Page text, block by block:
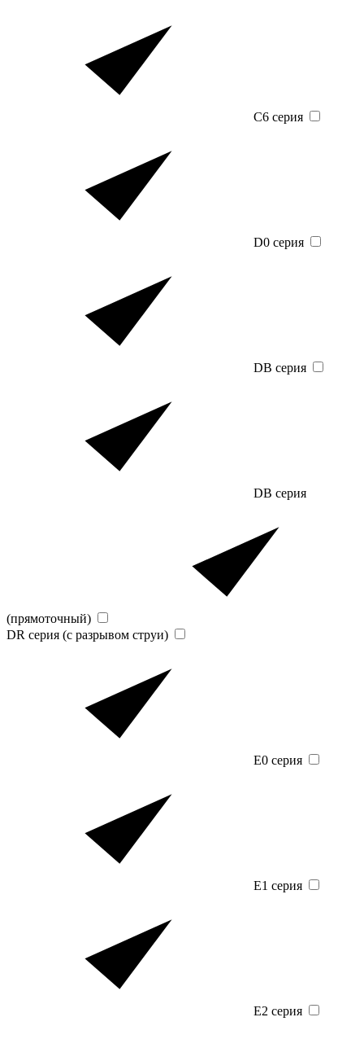
C6 серия
D0 серия
DB серия
DB серия
(прямоточный)
DR серия (с разрывом струи)
E0 серия
E1 серия
E2 серия